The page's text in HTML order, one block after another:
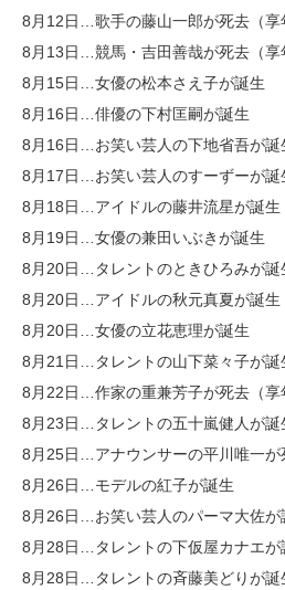
8月12日…歌手の藤山一郎が死去（享
8月13日…競馬・吉田善哉が死去（享
8月15日…女優の松本さえ子が誕生
8月16日…俳優の下村匡嗣が誕生
8月16日…お笑い芸人の下地省吾が誕
8月17日…お笑い芸人のすーずーが誕
8月18日…アイドルの藤井流星が誕生
8月19日…女優の兼田いぶきが誕生
8月20日…タレントのときひろみが誕
8月20日…アイドルの秋元真夏が誕生
8月20日…女優の立花恵理が誕生
8月21日…タレントの山下菜々子が誕
8月22日…作家の重兼芳子が死去（享
8月23日…タレントの五十嵐健人が誕
8月25日…アナウンサーの平川唯一が
8月26日…モデルの紅子が誕生
8月26日…お笑い芸人のパーマ大佐が
8月28日…タレントの下仮屋カナエが
8月28日…タレントの斉藤美どりが誕